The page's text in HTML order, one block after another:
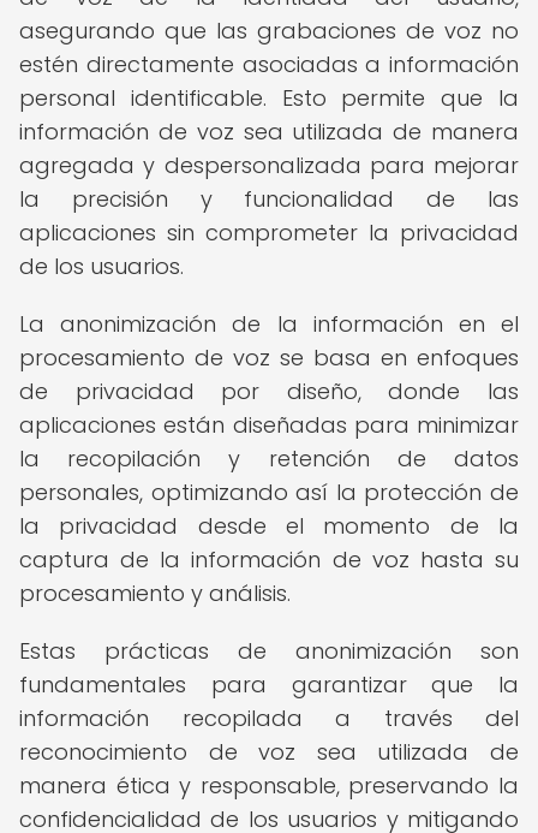
asegurando que las grabaciones de voz no
estén directamente asociadas a información
personal identificable. Esto permite que la
información de voz sea utilizada de manera
agregada y despersonalizada para mejorar
la precisión y funcionalidad de las
aplicaciones sin comprometer la privacidad
de los usuarios.
La anonimización de la información en el
procesamiento de voz se basa en enfoques
de privacidad por diseño, donde las
aplicaciones están diseñadas para minimizar
la recopilación y retención de datos
personales, optimizando así la protección de
la privacidad desde el momento de la
captura de la información de voz hasta su
procesamiento y análisis.
Estas prácticas de anonimización son
fundamentales para garantizar que la
información recopilada a través del
reconocimiento de voz sea utilizada de
manera ética y responsable, preservando la
confidencialidad de los usuarios y mitigando